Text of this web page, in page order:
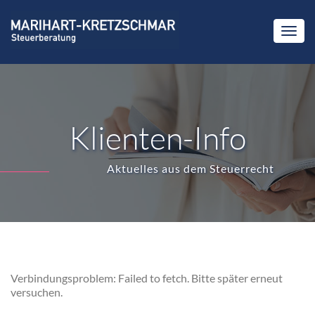
Klienten-Info
Aktuelles aus dem Steuerrecht
Verbindungsproblem: Failed to fetch. Bitte später erneut
versuchen.